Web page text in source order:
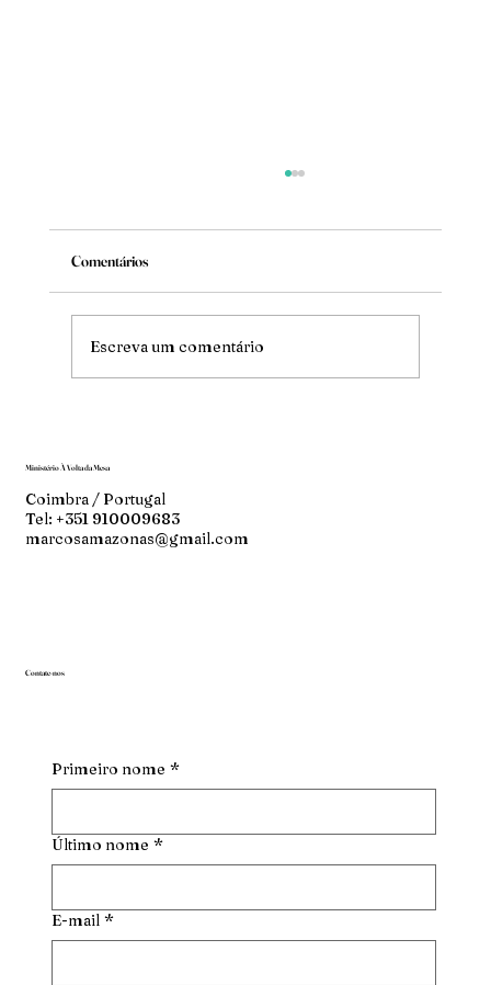
Mude
Comentários
Escreva um comentário
Ministério À Volta da Mesa
Coimbra / Portugal
Tel: +351 910009683
marcosamazonas@gmail.com
Contate-nos
Primeiro nome *
Último nome *
E-mail *